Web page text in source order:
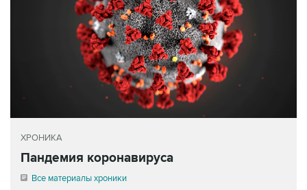
ХРОНИКА
Пандемия коронавируса
Все материалы хроники